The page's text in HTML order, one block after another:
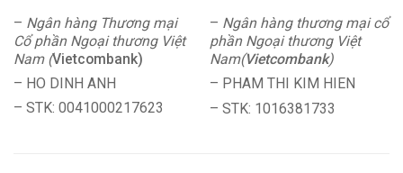
– Ngân hàng Thương mại
Cổ phần Ngoại thương Việt
Nam (Vietcombank)
– HO DINH ANH
– STK: 0041000217623
– Ngân hàng thương mại cổ
phần Ngoại thương Việt
Nam(Vietcombank)
– PHAM THI KIM HIEN
– STK: 1016381733